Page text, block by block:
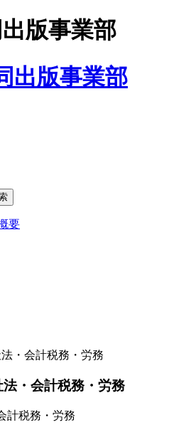
版事業部
要
・会計税務・労務
・会計税務・労務
計税務・労務